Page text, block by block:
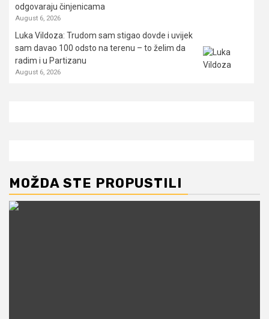
odgovaraju činjenicama
August 6, 2026
Luka Vildoza: Trudom sam stigao dovde i uvijek
sam davao 100 odsto na terenu – to želim da
radim i u Partizanu
August 6, 2026
MOŽDA STE PROPUSTILI